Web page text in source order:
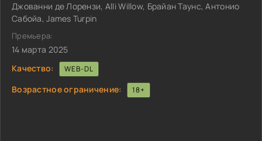
Джованни де Лорензи, Alli Willow, Брайан Таунс, Антонио
Сабойа, James Turpin
Премьера:
14 марта 2025
Качество:
WEB-DL
Возрастное ограничение: 18+